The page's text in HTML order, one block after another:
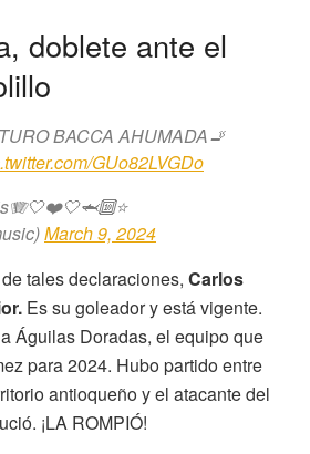
doblete ante el
BACCA AHUMADA🚬
GUo82LVGDo
March 9, 2024
tales declaraciones, Carlos
Es su goleador y está vigente.
Águilas Doradas, el equipo que
para 2024. Hubo partido entre
antioqueño y el atacante del
¡LA ROMPIÓ!